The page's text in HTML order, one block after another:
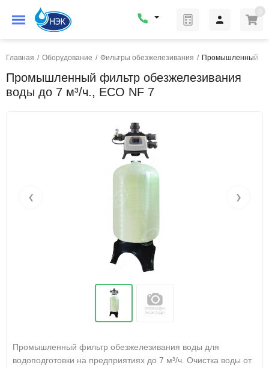
0
Главная / Оборудование / Фильтры обезжелезивания / Промышленный
Промышленный фильтр обезжелезивания
воды до 7 м³/ч., ECO NF 7
‹ ›
Промышленный фильтр обезжелезивания воды для
водоподготовки на предприятиях до 7 м³/ч. Очистка воды от